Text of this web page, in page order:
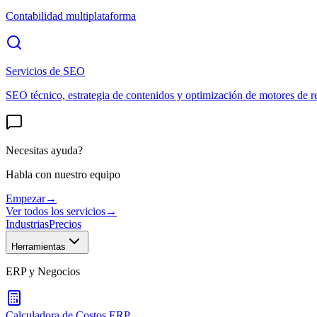
Contabilidad multiplataforma
Servicios de SEO
SEO técnico, estrategia de contenidos y optimización de motores de
Necesitas ayuda?
Habla con nuestro equipo
Empezar→
Ver todos los servicios→
IndustriasPrecios
Herramientas
ERP y Negocios